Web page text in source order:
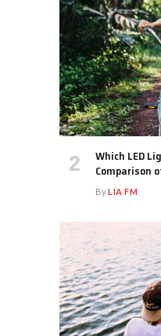
Which LED
Comparison
ByLIA FM